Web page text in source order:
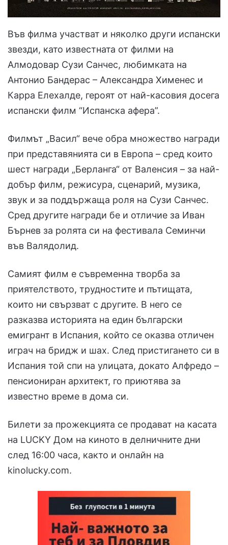
Във филма участват и няколко други испански
звезди, като известната от филми на
Алмодовар Сузи Санчес, любимката на
Антонио Бандерас – Александра Хименес и
Карра Елехалде, героят от най-касовия досега
испански филм “Испанска афера”.
Филмът „Васил“ вече обра множество награди
при представянията си в Европа – сред които
шест награди „Берланга“ от Валенсия – за най-
добър филм, режисура, сценарий, музика,
звук и за поддържаща роля на Сузи Санчес.
Сред другите награди бе и отличие за Иван
Бърнев за ролята си на фестивала Семинчи
във Валядолид.
Самият филм е съвременна творба за
приятелството, трудностите и пътищата,
които ни свързват с другите. В него се
разказва историята на един български
емигрант в Испания, който се оказва отличен
играч на бридж и шах. След пристигането си в
Испания той спи на улицата, докато Алфредо –
пенсиониран архитект, го приютява за
известно време в дома си.
Билети за прожекцията се продават на касата
на LUCKY Дом на киното в делничните дни
след 16:00 часа, както и онлайн на
kinolucky.com.